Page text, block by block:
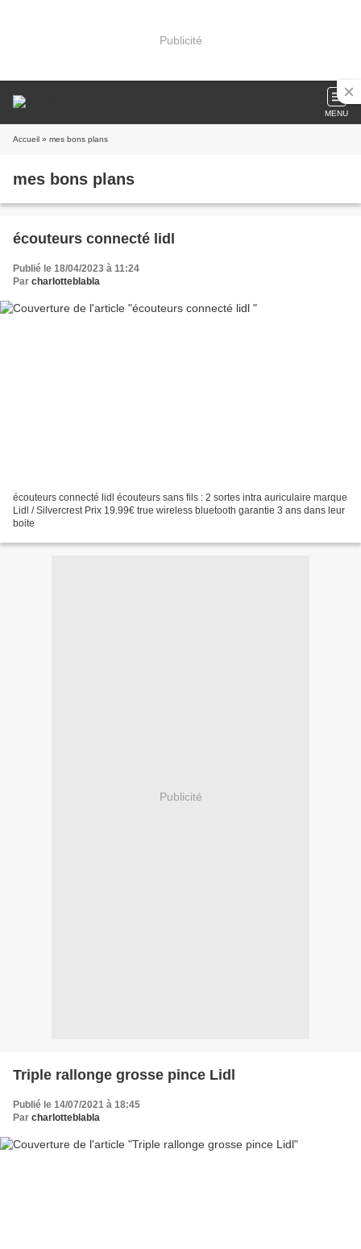
Publicité
MENU
Accueil » mes bons plans
mes bons plans
écouteurs connecté lidl
Publié le 18/04/2023 à 11:24
Par charlotteblabla
écouteurs connecté lidl écouteurs sans fils : 2 sortes intra auriculaire marque
Lidl / Silvercrest Prix 19.99€ true wireless bluetooth garantie 3 ans dans leur
boite
Publicité
Triple rallonge grosse pince Lidl
Publié le 14/07/2021 à 18:45
Par charlotteblabla